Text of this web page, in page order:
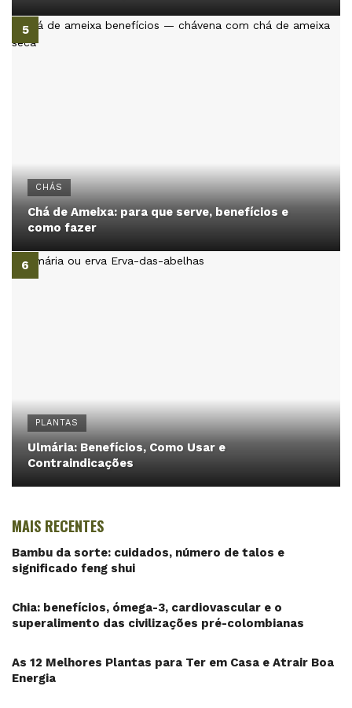
CHÁS
Chá de Ameixa: para que serve, benefícios e
como fazer
PLANTAS
Ulmária: Benefícios, Como Usar e
Contraindicações
MAIS RECENTES
Bambu da sorte: cuidados, número de talos e
significado feng shui
Chia: benefícios, ómega-3, cardiovascular e o
superalimento das civilizações pré-colombianas
As 12 Melhores Plantas para Ter em Casa e Atrair Boa
Energia